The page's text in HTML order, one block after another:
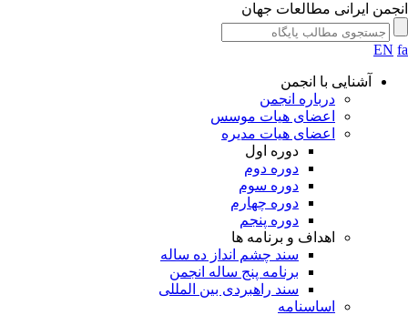
ایرانی مطالعات جهان
EN
آشنایی با انجمن
درباره انجمن
اعضای هیات موسس
اعضای هیات مدیره
دوره اول
دوره دوم
دوره سوم
دوره چهارم
دوره پنجم
اهداف و برنامه ها
سند چشم انداز ده ساله
برنامه پنج ساله انجمن
سند راهبردی بین المللی
اساسنامه